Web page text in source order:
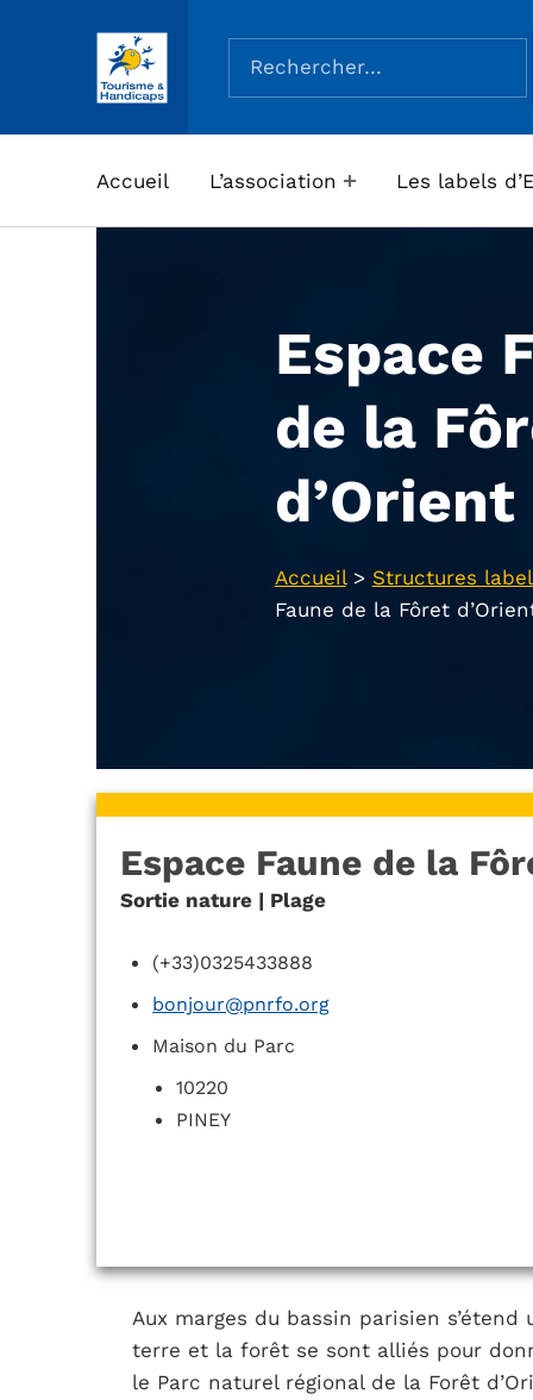
ASSOCIATION TOURISME ET HANDICAPS
Rechercher :
Accueil L’association Les labels
Espace
de la
d’Orient
Accueil> Structures
Faune de la Fôret
Espace Faune de la
Sortie nature | Plage
(+33)0325433888
bonjour@pnrfo.org
Maison du Parc
10220
PINEY
Aux marges du bassin parisien s’étend
terre et la forêt se sont alliés pour
le Parc naturel régional de la Forêt